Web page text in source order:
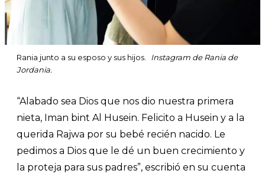
Rania junto a su esposo y sus hijos.
Instagram de Rania de
Jordania.
“Alabado sea Dios que nos dio nuestra primera
nieta, Iman bint Al Husein. Felicito a Husein y a la
querida Rajwa por su bebé recién nacido. Le
pedimos a Dios que le dé un buen crecimiento y
la proteja para sus padres”, escribió en su cuenta